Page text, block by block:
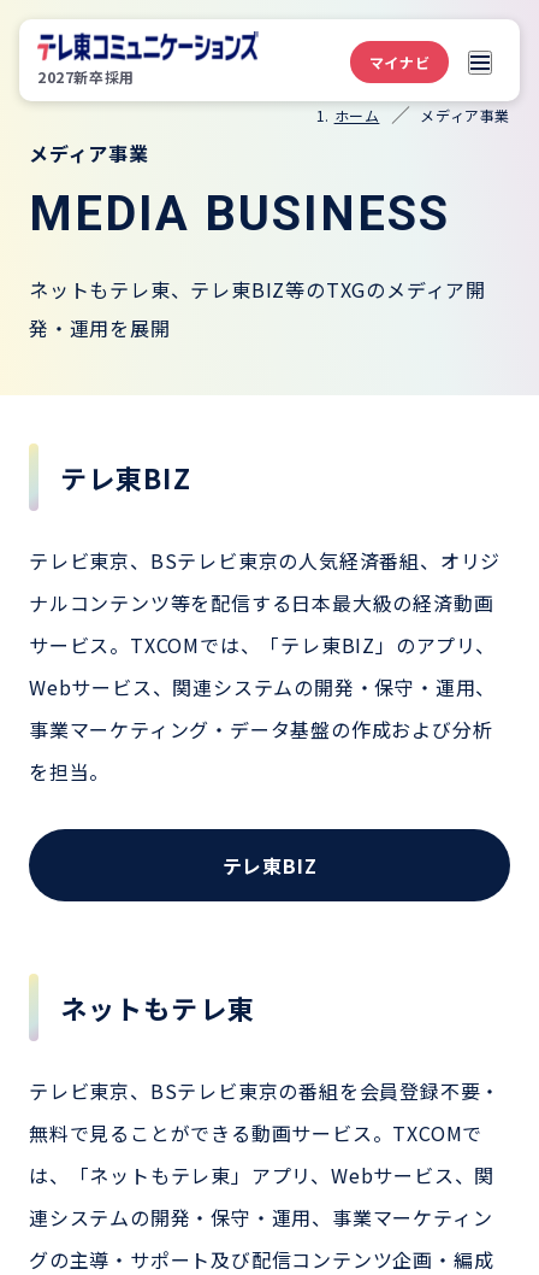
2027新卒採用
マイナビ
ホーム メディア事業
メディア事業
MEDIA BUSINESS
ネットもテレ東、テレ東BIZ等のTXGのメディア開
発・運用を展開
テレ東BIZ
テレビ東京、BSテレビ東京の人気経済番組、オリジ
ナルコンテンツ等を配信する日本最大級の経済動画
サービス。TXCOMでは、「テレ東BIZ」のアプリ、
Webサービス、関連システムの開発・保守・運用、
事業マーケティング・データ基盤の作成および分析
を担当。
テレ東BIZ
ネットもテレ東
テレビ東京、BSテレビ東京の番組を会員登録不要・
無料で見ることができる動画サービス。TXCOMで
は、「ネットもテレ東」アプリ、Webサービス、関
連システムの開発・保守・運用、事業マーケティン
グの主導・サポート及び配信コンテンツ企画・編成